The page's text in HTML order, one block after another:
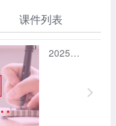
课件列表
2025年二级建造师（法规）